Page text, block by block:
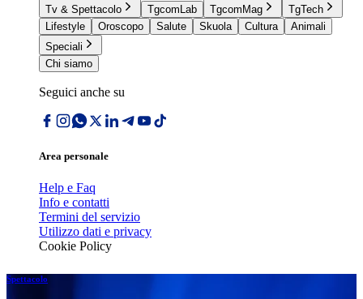
Tv & Spettacolo
TgcomLab TgcomMag
TgTech
Lifestyle
Oroscopo Salute Skuola Cultura
Animali
Speciali
Chi siamo
Seguici anche su
Area personale
Help e Faq
Info e contatti
Termini del servizio
Utilizzo dati e privacy
Cookie Policy
Spettacolo